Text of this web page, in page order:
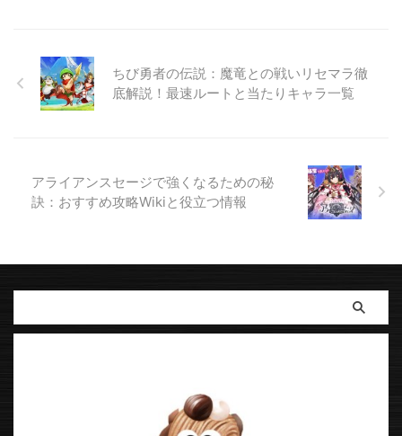
ちび勇者の伝説：魔竜との戦いリセマラ徹
底解説！最速ルートと当たりキャラ一覧
アライアンスセージで強くなるための秘
訣：おすすめ攻略Wikiと役立つ情報